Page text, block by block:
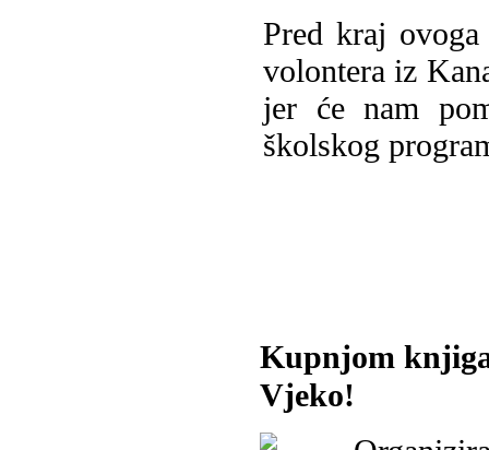
Pred kraj
volontera iz
jer će nam
školskog
Kupnjom
Vjeko!